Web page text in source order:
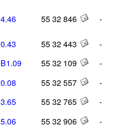
4.46 55 32 846 -
0.43 55 32 443
-
B1.09 55 32 109
-
0.08 55 32 557
-
3.65 55 32 765
-
5.06 55 32 906
-